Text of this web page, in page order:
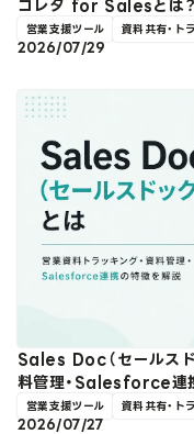
コレタ for Salesとは？
営業支援ツール 資料共有・ト
2026/07/29
Sales Doc（セールスド
料管理・Salesforce連
営業支援ツール 資料共有・ト
2026/07/27